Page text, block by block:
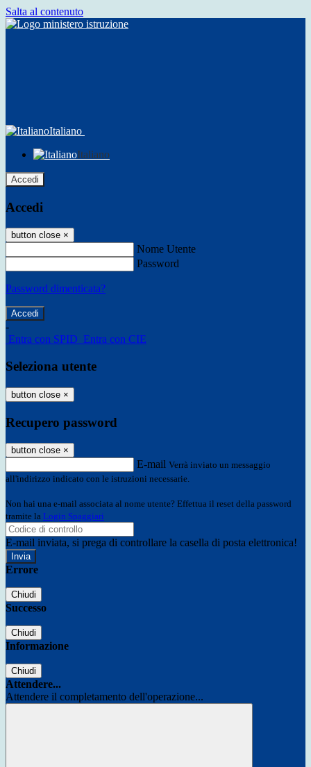
Salta al contenuto
Italiano
Italiano
Accedi
Accedi
button close ×
Nome Utente
Password
Password dimenticata?
-
Entra con SPID Entra con CIE
Seleziona utente
button close ×
Recupero password
button close ×
E-mail Verrà inviato un messaggio
all'indirizzo indicato con le istruzioni necessarie.
Non hai una e-mail associata al nome utente? Effettua il reset della password
tramite la Login Spaggiari
E-mail inviata, si prega di controllare la casella di posta elettronica!
Errore
Chiudi
Successo
Chiudi
Informazione
Chiudi
Attendere...
Attendere il completamento dell'operazione...